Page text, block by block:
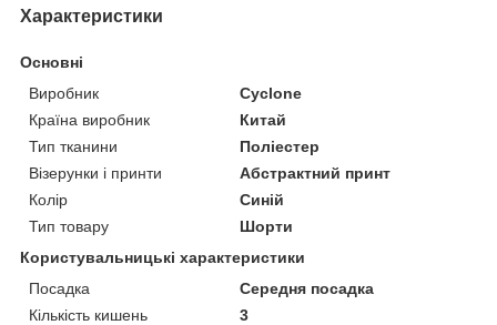
Характеристики
Основні
Виробник
Cyclone
Країна виробник
Китай
Тип тканини
Поліестер
Візерунки і принти
Абстрактний принт
Колір
Синій
Тип товару
Шорти
Користувальницькі характеристики
Посадка
Середня посадка
Кількість кишень
3